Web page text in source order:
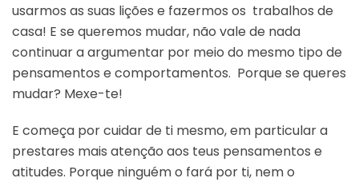
usarmos as suas lições e fazermos os trabalhos de
casa! E se queremos mudar, não vale de nada
continuar a argumentar por meio do mesmo tipo de
pensamentos e comportamentos. Porque se queres
mudar? Mexe-te!
E começa por cuidar de ti mesmo, em particular a
prestares mais atenção aos teus pensamentos e
atitudes. Porque ninguém o fará por ti, nem o